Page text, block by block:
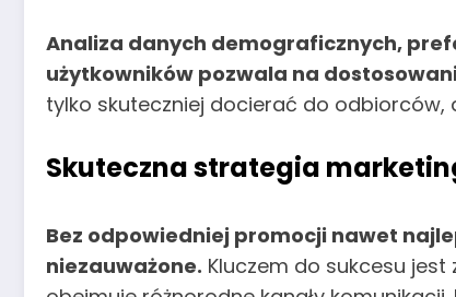
Analiza danych demograficznych,
użytkowników pozwala na
tylko skuteczniej docierać do odbiorców,
Skuteczna strategia
Bez odpowiedniej promocji nawet
niezauważone. Kluczem do sukcesu